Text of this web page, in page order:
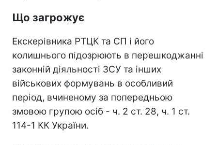
Що загрожує
Екскерівника РТЦК та СП і його
колишнього підозрюють в перешкоджанні
законній діяльності ЗСУ та інших
військових формувань в особливий
період, вчиненому за попередньою
змовою групою осіб - ч. 2 ст. 28, ч. 1 ст.
114-1 КК України.